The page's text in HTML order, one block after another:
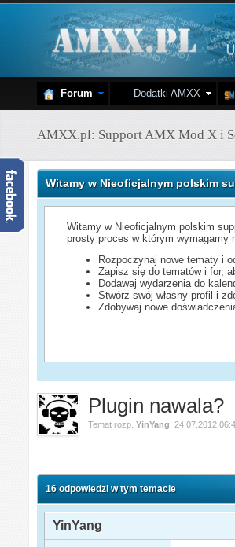
Forum Dodatki AMXX
AMXX.pl: Support AMX Mod X i
Witamy w Nieoficjalnym polskim
Witamy w Nieoficjalnym polskim
prosty proces w którym wymagamy
Rozpoczynaj nowe tematy i
Zapisz się do tematów i for,
Dodawaj wydarzenia do
Stwórz swój własny profil i
Zdobywaj nowe
Plugin nawala?
Temat rozp.YinYang 24.07.2012
16 odpowiedzi w tym temacie
YinYang